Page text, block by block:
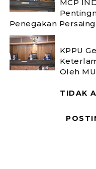
MCP
Penegakan
KPPU
Oleh
TIDAK